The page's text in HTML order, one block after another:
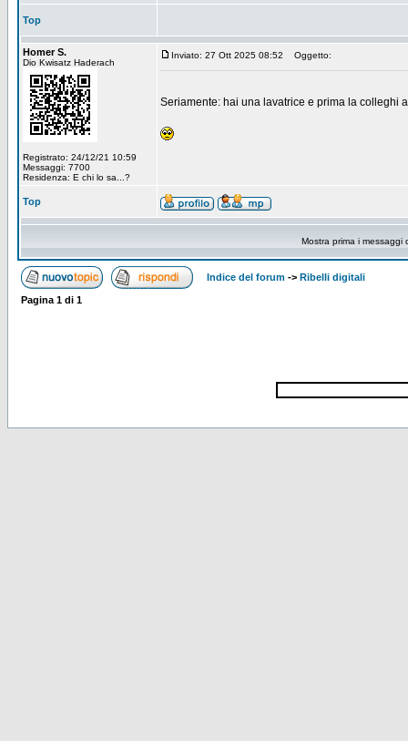
Top
Homer S.
Dio Kwisatz Haderach
Registrato: 24/12/21 10:59
Messaggi: 7700
Residenza: E chi lo sa...?
Inviato: 27 Ott 2025 08:52 Oggetto:
Seriamente: hai una lavatrice e prima la colleghi
Top
Mostra prima i messaggi
Indice del forum -> Ribelli digitali
Pagina 1 di 1